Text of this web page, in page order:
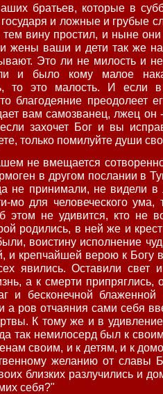
братьев, которые в
и ложные и грубые
вину простил, и ныне
жены ваши и дети так же
Это ли не милость и
и было кому малое
то это малость. И если
то благодеяние
вам самозванец, лжец он
захочет Бог и вы
только помилуйте души
не вмещается
в другом послании в
не принимали, не видели в
мо для человеческого ума,
этом не удивится, кто не
родились, в ней же и
воистину исполнение
и крепчайшей верою к Богу
явились. Оставили свет
а к смерти припряглись,
и бесконечной
а ров отчаяния сами себя
К тому же и в
так немилосерд был к
своим, и к детям, и к
желанию от славы
близких разлучились и
себя?"